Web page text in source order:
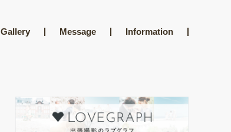
Gallery Message Information